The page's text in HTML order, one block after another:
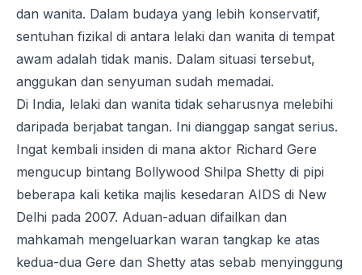
dan wanita. Dalam budaya yang lebih konservatif,
sentuhan fizikal di antara lelaki dan wanita di tempat
awam adalah tidak manis. Dalam situasi tersebut,
anggukan dan senyuman sudah memadai.
Di India, lelaki dan wanita tidak seharusnya melebihi
daripada berjabat tangan. Ini dianggap sangat serius.
Ingat kembali insiden di mana aktor Richard Gere
mengucup bintang Bollywood Shilpa Shetty di pipi
beberapa kali ketika majlis kesedaran AIDS di New
Delhi pada 2007. Aduan-aduan difailkan dan
mahkamah mengeluarkan waran tangkap ke atas
kedua-dua Gere dan Shetty atas sebab menyinggung